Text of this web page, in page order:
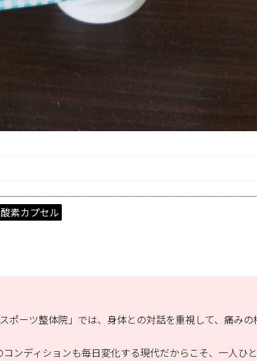
素カプセル
ポーツ整体院」では、身体との対話を重視して、痛みの
ンディションも毎日変化する現代だからこそ、一人ひ